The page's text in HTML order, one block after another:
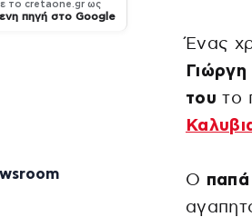
το cretaone.gr ως
πηγή στο Google
Ένας
του το
Ο